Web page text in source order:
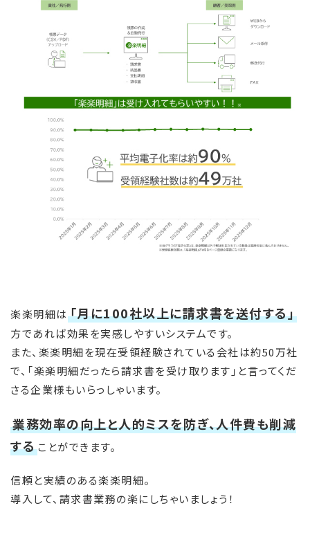
楽楽明細は 「月に100社以上に請求書を送付する」
方であれば効果を実感しやすいシステムです。
また、楽楽明細を現在受領経験されている会社は約50万社
で、「楽楽明細だったら請求書を受け取ります」と言ってくだ
さる企業様もいらっしゃいます。
業務効率の向上と人的ミスを防ぎ、人件費も削減
することができます。
信頼と実績のある楽楽明細。
導入して、請求書業務の楽にしちゃいましょう！